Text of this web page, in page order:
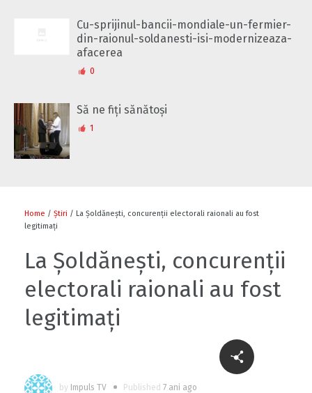
Cu-sprijinul-bancii-mondiale-un-fermier-
din-raionul-soldanesti-isi-modernizeaza-
afacerea
0
Să ne fiți sănătoși
1
Home / Știri / La Șoldănești, concurenții electorali raionali au fost
legitimați
La Șoldănești, concurenții
electorali raionali au fost
legitimați
by Impuls TV Published 7 ani ago